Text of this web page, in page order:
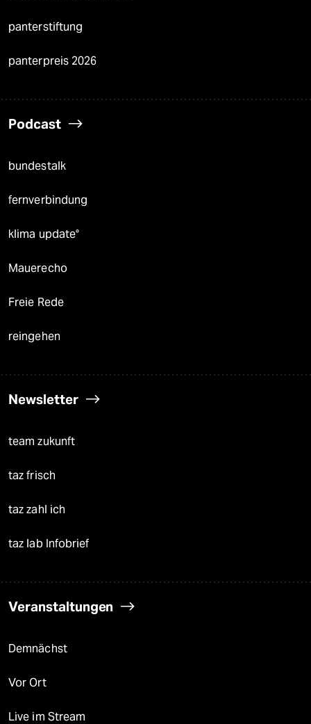
panterstiftung
panterpreis 2026
Podcast
bundestalk
fernverbindung
klima update°
Mauerecho
Freie Rede
reingehen
Newsletter
team zukunft
taz frisch
taz zahl ich
taz lab Infobrief
Veranstaltungen
Demnächst
Vor Ort
Live im Stream